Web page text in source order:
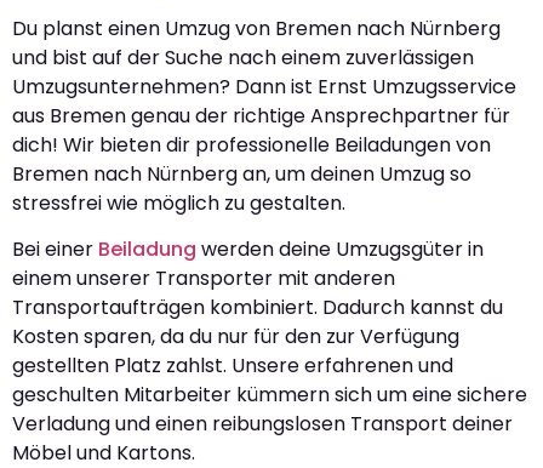
Du planst einen Umzug von Bremen nach Nürnberg
und bist auf der Suche nach einem zuverlässigen
Umzugsunternehmen? Dann ist Ernst Umzugsservice
aus Bremen genau der richtige Ansprechpartner für
dich! Wir bieten dir professionelle Beiladungen von
Bremen nach Nürnberg an, um deinen Umzug so
stressfrei wie möglich zu gestalten.
Bei einer Beiladung werden deine Umzugsgüter in
einem unserer Transporter mit anderen
Transportaufträgen kombiniert. Dadurch kannst du
Kosten sparen, da du nur für den zur Verfügung
gestellten Platz zahlst. Unsere erfahrenen und
geschulten Mitarbeiter kümmern sich um eine sichere
Verladung und einen reibungslosen Transport deiner
Möbel und Kartons.